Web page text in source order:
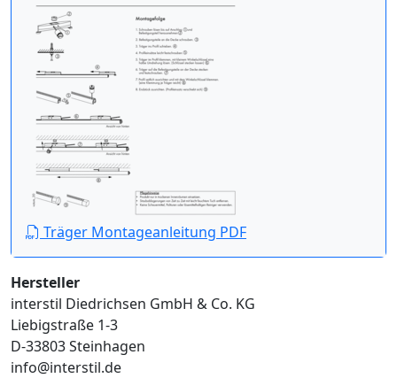
Träger Montageanleitung PDF
Hersteller
interstil Diedrichsen GmbH & Co. KG
Liebigstraße 1-3
D-33803 Steinhagen
info@interstil.de